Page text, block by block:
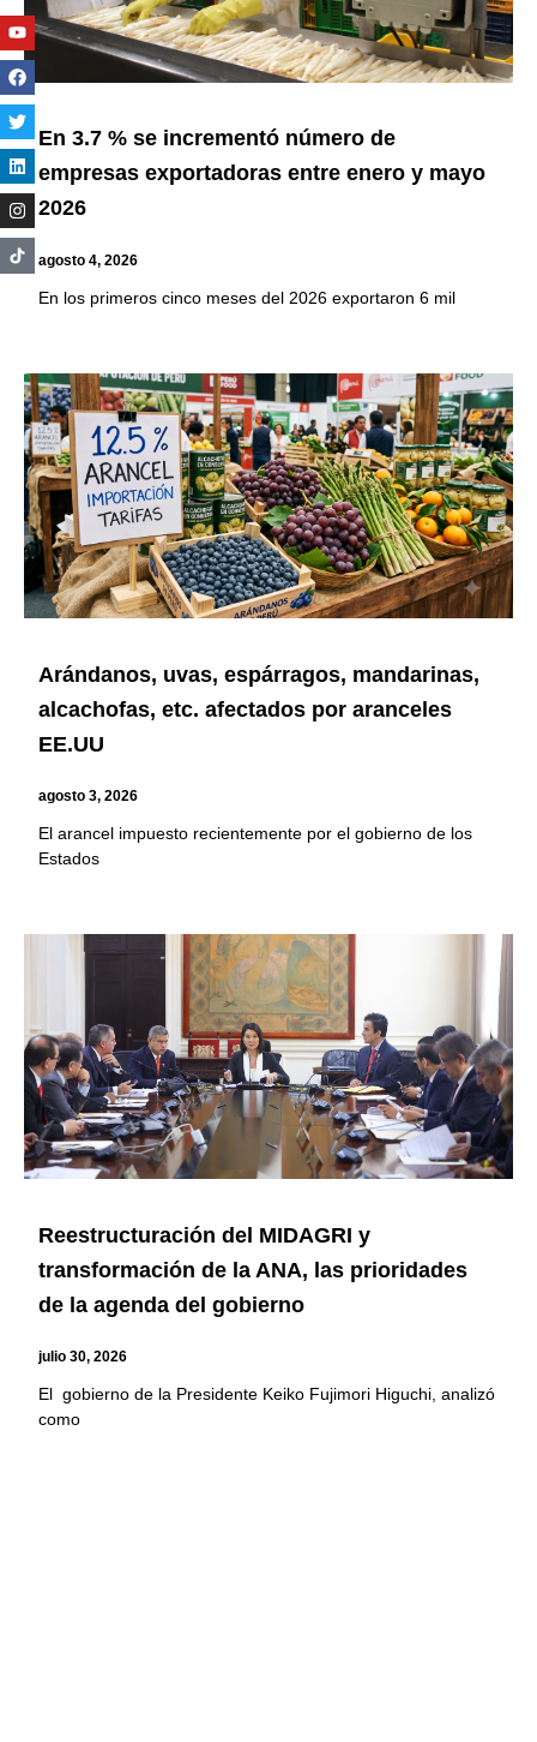
En 3.7 % se incrementó número de
empresas exportadoras entre enero y mayo
2026
agosto 4, 2026
En los primeros cinco meses del 2026 exportaron 6 mil
Arándanos, uvas, espárragos, mandarinas,
alcachofas, etc. afectados por aranceles
EE.UU
agosto 3, 2026
El arancel impuesto recientemente por el gobierno de los
Estados
Reestructuración del MIDAGRI y
transformación de la ANA, las prioridades
de la agenda del gobierno
julio 30, 2026
El gobierno de la Presidente Keiko Fujimori Higuchi, analizó
como
Youtube
Facebook
Twitter
Linkedin
Instagram